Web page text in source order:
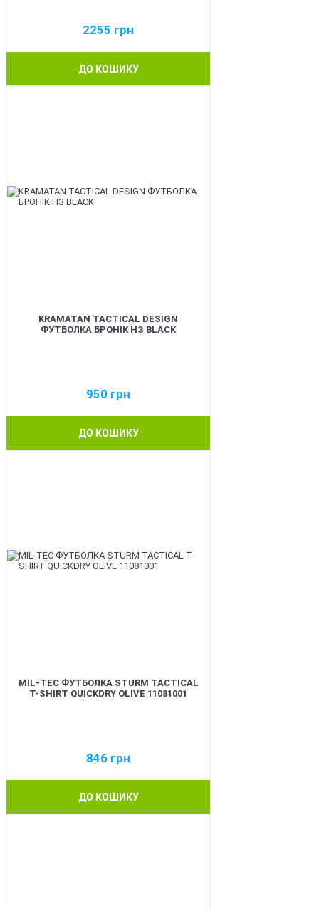
2255 грн
ДО КОШИКУ
KRAMATAN TACTICAL DESIGN
ФУТБОЛКА БРОНІК НЗ BLACK
950 грн
ДО КОШИКУ
MIL-TEC ФУТБОЛКА STURM TACTICAL
T-SHIRT QUICKDRY OLIVE 11081001
846 грн
ДО КОШИКУ